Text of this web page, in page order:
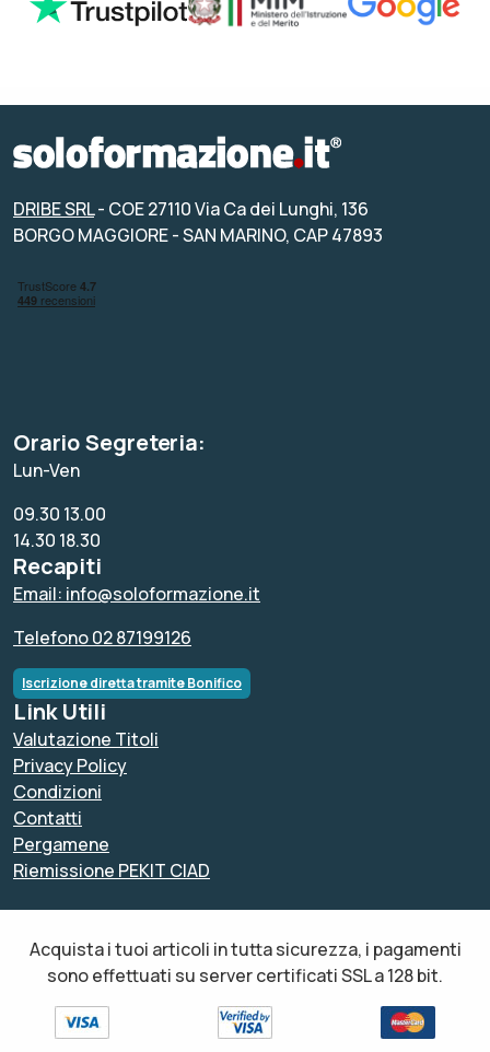
DRIBE SRL- COE 27110 Via Ca dei Lunghi, 136
BORGO MAGGIORE - SAN MARINO, CAP 47893
Orario Segreteria:
Lun-Ven
09.30 13.00
14.30 18.30
Recapiti
Email: info@soloformazione.it
Telefono 02 87199126
Iscrizione diretta tramite Bonifico
Link Utili
Valutazione Titoli
Privacy Policy
Condizioni
Contatti
Pergamene
Riemissione PEKIT CIAD
Acquista i tuoi articoli in tutta sicurezza, i pagamenti
sono effettuati su server certificati SSL a 128 bit.